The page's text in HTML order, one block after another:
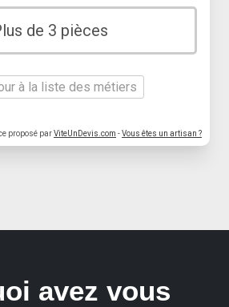
de 3 pièces
à la liste des métiers
proposé parViteUnDevis.com -Vous êtes un artisan ?
avez vous